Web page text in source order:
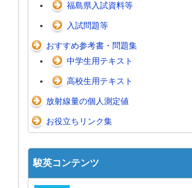
福島県入試資料等
入試問題等
おすすめ参考書・問題集
中学生用テキスト
高校生用テキスト
放射線量の個人測定値
お役立ちリンク集
駿英コンテンツ